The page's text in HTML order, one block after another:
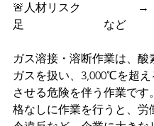
🚨人材リスク　　　　　→
足　　　　　　　など
ガス溶接・溶断作業は、酸
ガスを扱い、3,000℃を超
させる危険を伴う作業です
格なしに作業を行うと、労